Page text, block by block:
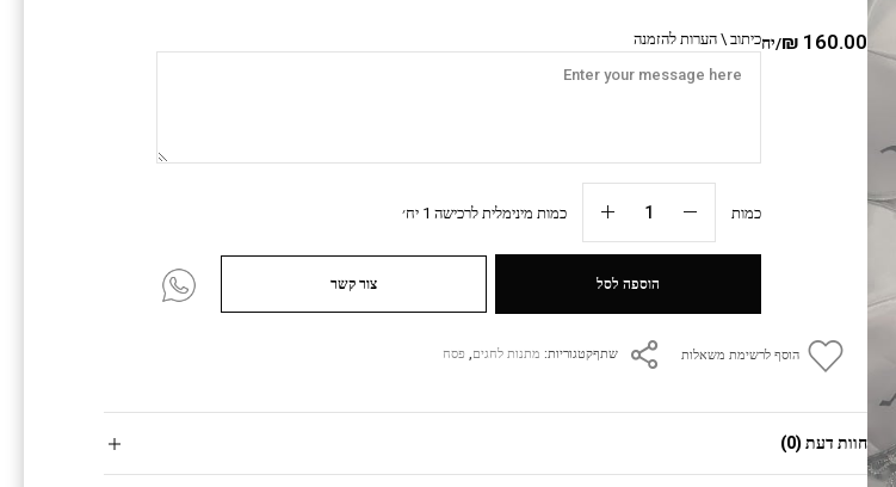
₪ 160.00 /יחכיתוב \ הערות להזמנה
כמות כמות מינימלית לרכישה 1 יח׳
הוספה לסל צור קשר
הוסף לרשימת משאלות שתףקטגוריות: מתנות לחגים, פסח
חוות דעת (0)